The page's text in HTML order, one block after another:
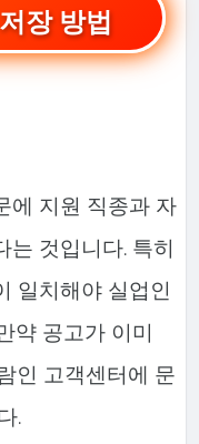
장 방법
에 지원 직종과 자
는 것입니다. 특히
일치해야 실업인
약 공고가 이미
인 고객센터에 문
.